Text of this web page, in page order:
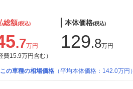
総額(税込)
.7万円
費15.9万円含む）
本体価格(税込)
129.8万円
この車種の相場価格 （平均本体価格：142.0万円）